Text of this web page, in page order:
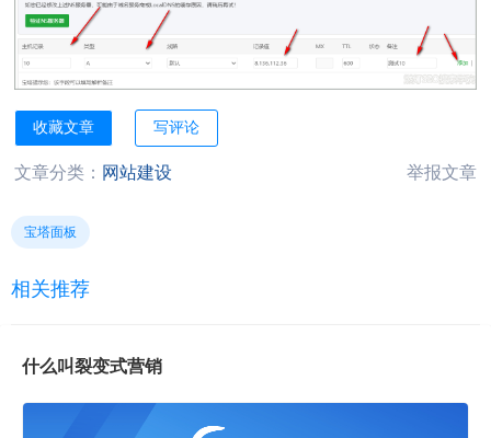
收藏文章 写评论
文章分类： 网站建设 举报文章
宝塔面板
相关推荐
什么叫裂变式营销